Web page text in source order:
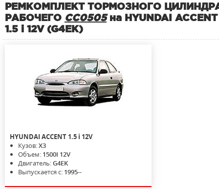
РЕМКОМПЛЕКТ ТОРМОЗНОГО
РАБОЧЕГО CC0505на HYUNDAI ACCENT
1.5 i 12V (G4EK)
HYUNDAIACCENT 1.5 i 12V
Кузов:X3
Объем: 1500I 12V
Двигатель:G4EK
Выпускается с: 1995--